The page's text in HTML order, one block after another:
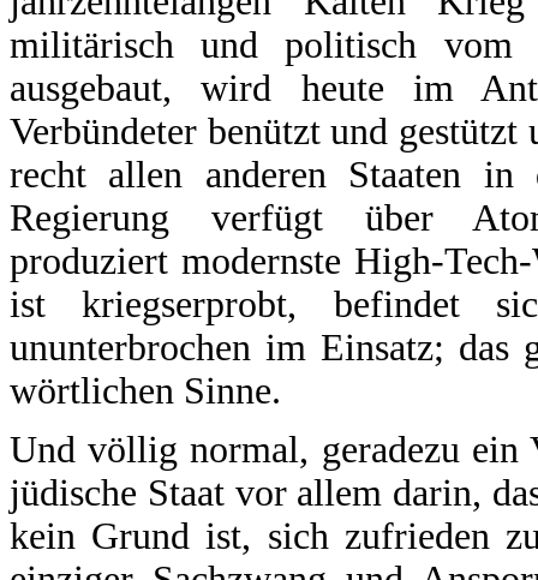
militärisch und politisch vom
ausgebaut, wird heute im
Verbündeter benützt und
recht allen anderen Staaten
Regierung verfügt über
produziert modernste High-
ist kriegserprobt, befindet
ununterbrochen im Einsatz; das
wörtlichen Sinne.
Und völlig normal, geradezu ein
jüdische Staat vor allem darin,
kein Grund ist, sich zufrieden